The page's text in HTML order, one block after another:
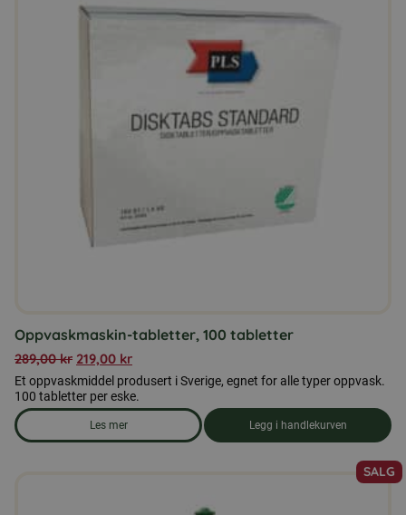
Oppvaskmaskin-tabletter, 100 tabletter
289,00kr 219,00 kr
Et oppvaskmiddel produsert i Sverige, egnet for alle typer oppvask.
100 tabletter per eske.
Les mer
om produkten Oppvaskmaskin-tabletter, 100 tabletter
Legg i handlekurven
SALG